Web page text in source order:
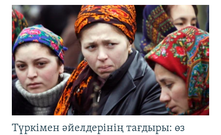
Түркімен әйелдерінің тағдыры: өз